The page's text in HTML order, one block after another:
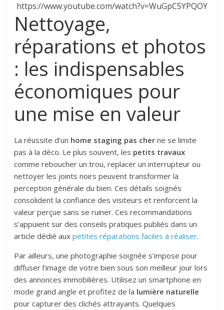
https://www.youtube.com/watch?v=WuGpC5YPQOY
Nettoyage,
réparations et photos
: les indispensables
économiques pour
une mise en valeur
La réussite d’un home staging pas cher ne se limite
pas à la déco. Le plus souvent, les petits travaux
comme reboucher un trou, replacer un interrupteur ou
nettoyer les joints noirs peuvent transformer la
perception générale du bien. Ces détails soignés
consolident la confiance des visiteurs et renforcent la
valeur perçue sans se ruiner. Ces recommandations
s’appuient sur des conseils pratiques publiés dans un
article dédié auxpetites réparations faciles à réaliser.
Par ailleurs, une photographie soignée s’impose pour
diffuser l’image de votre bien sous son meilleur jour lors
des annonces immobilières. Utilisez un smartphone en
mode grand angle et profitez de la lumière naturelle
pour capturer des clichés attrayants. Quelques